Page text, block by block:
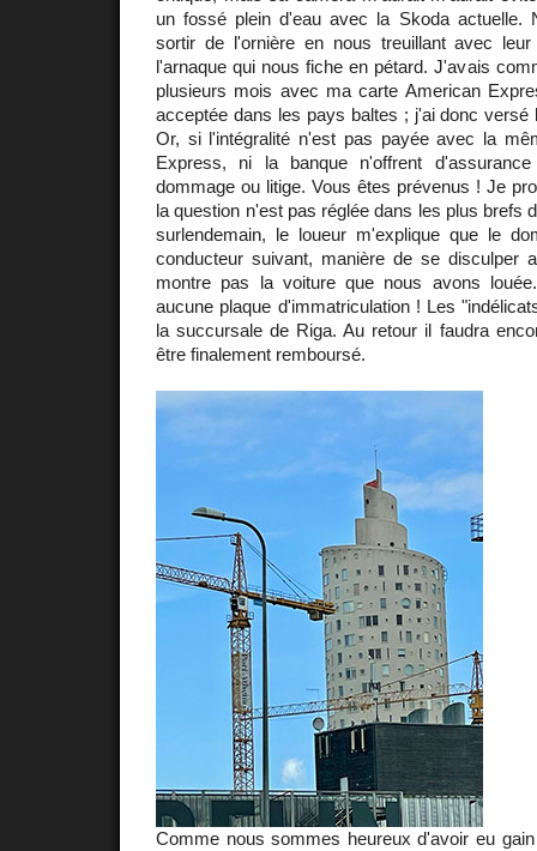
un fossé plein d'eau avec la Skoda actuelle.
sortir de l'ornière en nous treuillant avec
l'arnaque qui nous fiche en pétard. J'avais
plusieurs mois avec ma carte American
acceptée dans les pays baltes ; j'ai donc versé
Or, si l'intégralité n'est pas payée avec la
Express, ni la banque n'offrent
dommage ou litige. Vous êtes prévenus ! Je
la question n'est pas réglée dans les plus brefs
surlendemain, le loueur m'explique que le
conducteur suivant, manière de se disculper
montre pas la voiture que nous avons
aucune plaque d'immatriculation ! Les
la succursale de Riga. Au retour il faudra
être finalement remboursé.
Comme nous sommes heureux d'avoir eu